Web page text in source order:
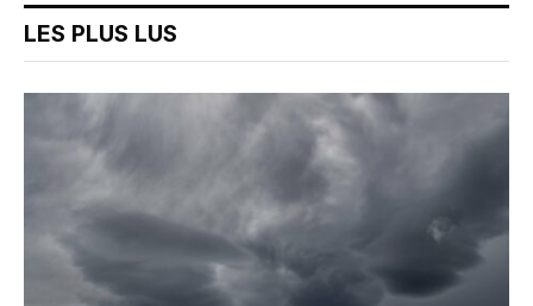
LES PLUS LUS